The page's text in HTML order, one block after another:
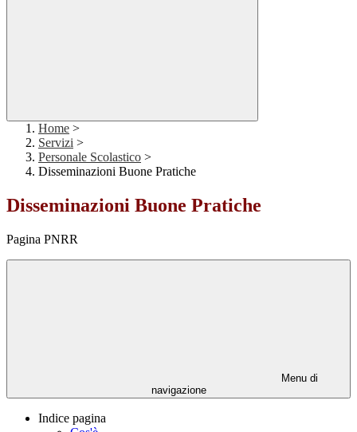
Home >
Servizi >
Personale Scolastico >
Disseminazioni Buone Pratiche
Disseminazioni Buone Pratiche
Pagina PNRR
Menu di
navigazione
Indice pagina